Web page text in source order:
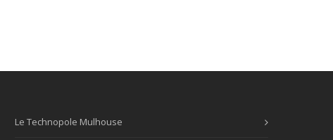
Le Technopole Mulhouse